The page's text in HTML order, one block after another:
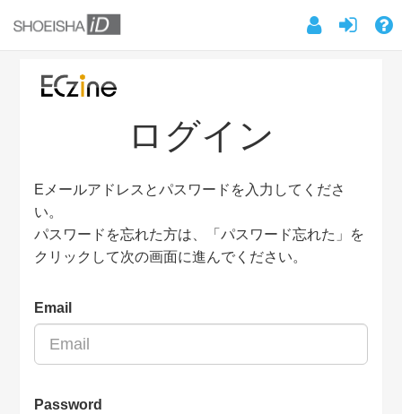
ログイン
Eメールアドレスとパスワードを入力してくださ
い。
パスワードを忘れた方は、「パスワード忘れた」を
クリックして次の画面に進んでください。
Email
Password